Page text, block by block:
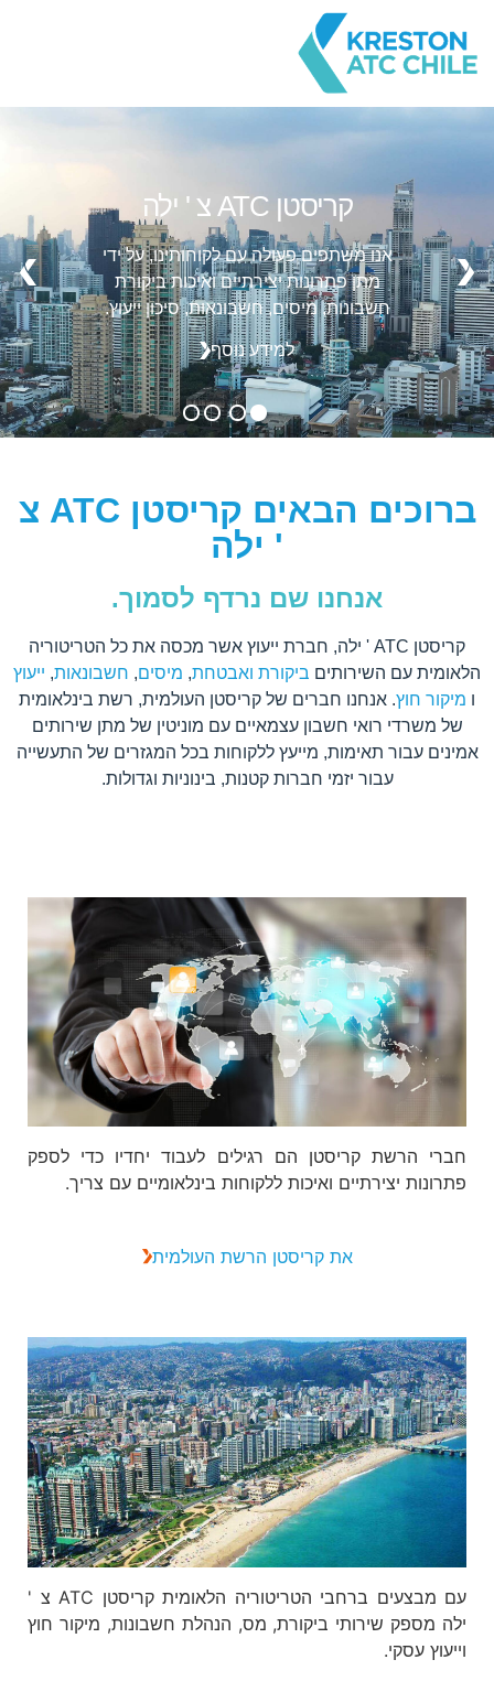
קריסטן ATC צ ' ילה
אנו משתפים פעולה עם לקוחותינו, על ידי
מתן פתרונות יצירתיים ואיכות ביקורת
חשבונות, מיסים, חשבונאות, סיכון ייעוץ.
למידע נוסף
ברוכים הבאים קריסטן ATC צ
' ילה
אנחנו שם נרדף לסמוך.
קריסטן ATC ' ילה, חברת ייעוץ אשר מכסה את כל הטריטוריה
הלאומית עם השירותים ביקורת ואבטחת, מיסים, חשבונאות, ייעוץ
ו מיקור חוץ. אנחנו חברים של קריסטן העולמית, רשת בינלאומית
של משרדי רואי חשבון עצמאיים עם מוניטין של מתן שירותים
אמינים עבור תאימות, מייעץ ללקוחות בכל המגזרים של התעשייה
עבור יזמי חברות קטנות, בינוניות וגדולות.
חברי הרשת קריסטן הם רגילים לעבוד יחדיו כדי לספק
פתרונות יצירתיים ואיכות ללקוחות בינלאומיים עם צריך.
את קריסטן הרשת העולמית
עם מבצעים ברחבי הטריטוריה הלאומית קריסטן ATC צ '
ילה מספק שירותי ביקורת, מס, הנהלת חשבונות, מיקור חוץ
וייעוץ עסקי.